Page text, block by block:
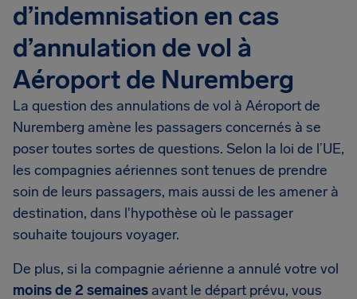
d’indemnisation en cas
d’annulation de vol à
Aéroport de Nuremberg
La question des annulations de vol à Aéroport de
Nuremberg amène les passagers concernés à se
poser toutes sortes de questions. Selon la loi de l’UE,
les compagnies aériennes sont tenues de prendre
soin de leurs passagers, mais aussi de les amener à
destination, dans l'hypothèse où le passager
souhaite toujours voyager.
De plus, si la compagnie aérienne a annulé votre vol
moins de 2 semaines avant le départ prévu, vous